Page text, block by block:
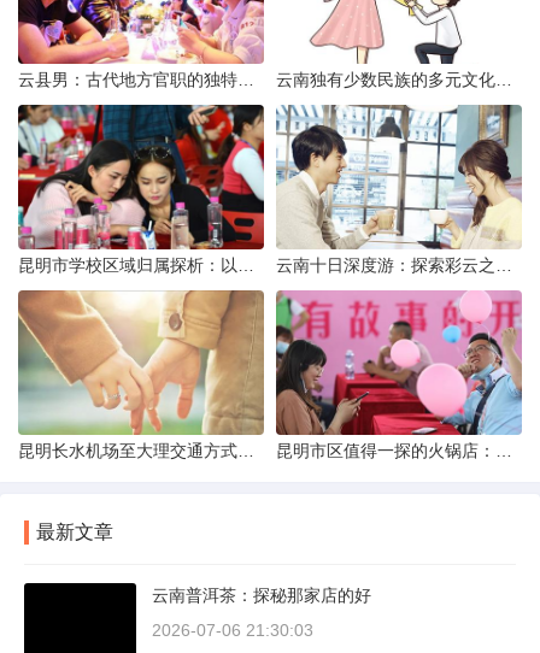
最新文章
云南普洱茶：探秘那家店的好
2026-07-06 21:30:03